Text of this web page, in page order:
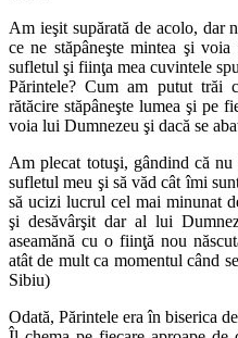
Am ieşit supărată de acolo, dar
ce ne stăpâneşte mintea şi
sufletul şi fiinţa mea cuvintele
Părintele? Cum am putut trăi
rătăcire stăpâneşte lumea şi pe
voia lui Dumnezeu şi dacă se
Am plecat totuşi, gândind că
sufletul meu şi să văd cât îmi
să ucizi lucrul cel mai minunat
şi desăvârşit dar al lui
aseamănă cu o fiinţă nou
atât de mult ca momentul când
Sibiu)
Odată, Părintele era în biserica